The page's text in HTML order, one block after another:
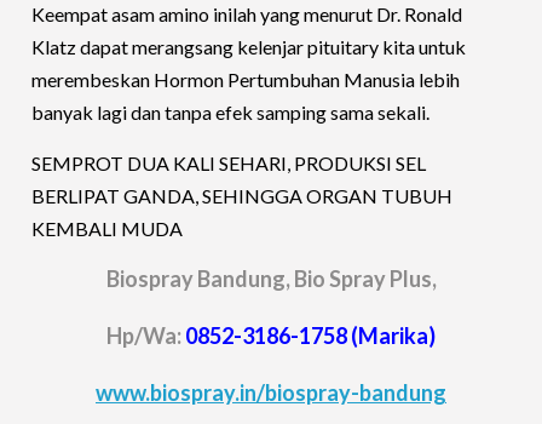
Keempat asam amino inilah yang menurut Dr. Ronald
Klatz dapat merangsang kelenjar pituitary kita untuk
merembeskan Hormon Pertumbuhan Manusia lebih
banyak lagi dan tanpa efek samping sama sekali.
SEMPROT DUA KALI SEHARI, PRODUKSI SEL
BERLIPAT GANDA, SEHINGGA ORGAN TUBUH
KEMBALI MUDA
Biospray Bandung, Bio Spray Plus,
Hp/Wa:0852-3186-1758 (Marika)
www.biospray.in/biospray-bandung